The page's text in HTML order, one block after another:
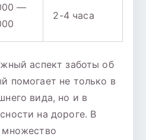
—
2-4 часа
аспект заботы об
помогает не только в
вида, но и в
на дороге. В
множество